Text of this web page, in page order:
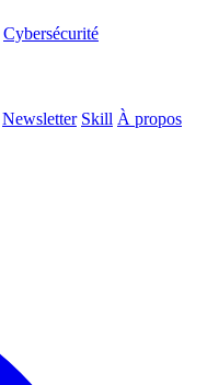
Cybersécurité
Newsletter Skill À propos